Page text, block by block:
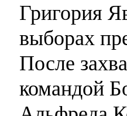
Григория
выборах
После
командой